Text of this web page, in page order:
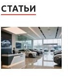
СТАТЬИ